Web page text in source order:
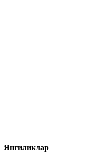
Янгиликлар